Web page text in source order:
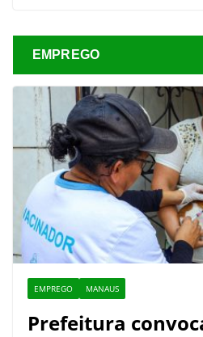
EMPREGO
EMPREGO MANAUS
Prefeitura